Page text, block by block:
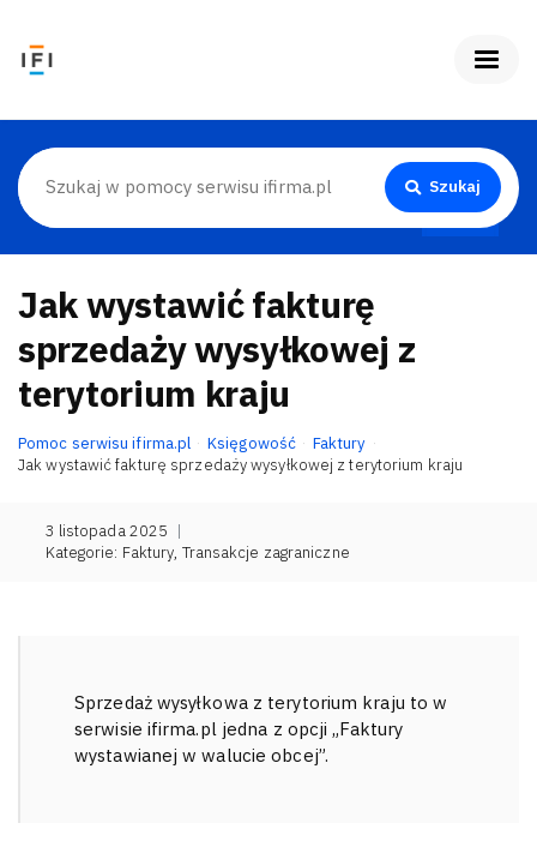
Szukaj
Jak wystawić fakturę
sprzedaży wysyłkowej z
terytorium kraju
Pomoc serwisu ifirma.pl Księgowość
Faktury
Jak wystawić fakturę sprzedaży wysyłkowej z terytorium kraju
3 listopada 2025 |
Kategorie: Faktury, Transakcje zagraniczne
Sprzedaż wysyłkowa z terytorium kraju to w
serwisie ifirma.pl jedna z opcji „Faktury
wystawianej w walucie obcej”.